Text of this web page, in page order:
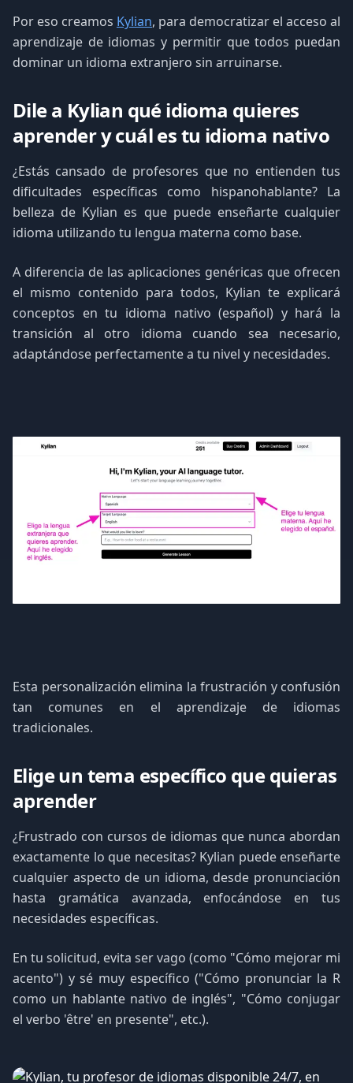
Por eso creamos Kylian, para democratizar el acceso al
aprendizaje de idiomas y permitir que todos puedan
dominar un idioma extranjero sin arruinarse.
Dile a Kylian qué idioma quieres
aprender y cuál es tu idioma nativo
¿Estás cansado de profesores que no entienden tus
dificultades específicas como hispanohablante? La
belleza de Kylian es que puede enseñarte cualquier
idioma utilizando tu lengua materna como base.
A diferencia de las aplicaciones genéricas que ofrecen
el mismo contenido para todos, Kylian te explicará
conceptos en tu idioma nativo (español) y hará la
transición al otro idioma cuando sea necesario,
adaptándose perfectamente a tu nivel y necesidades.
Esta personalización elimina la frustración y confusión
tan comunes en el aprendizaje de idiomas
tradicionales.
Elige un tema específico que quieras
aprender
¿Frustrado con cursos de idiomas que nunca abordan
exactamente lo que necesitas? Kylian puede enseñarte
cualquier aspecto de un idioma, desde pronunciación
hasta gramática avanzada, enfocándose en tus
necesidades específicas.
En tu solicitud, evita ser vago (como "Cómo mejorar mi
acento") y sé muy específico ("Cómo pronunciar la R
como un hablante nativo de inglés", "Cómo conjugar
el verbo 'être' en presente", etc.).